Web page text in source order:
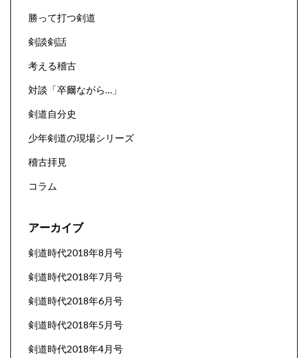
勝って打つ剣道
剣談剣話
考える稽古
対談「卒爾ながら…」
剣道自分史
少年剣道の現場シリーズ
稽古拝見
コラム
アーカイブ
剣道時代2018年8月号
剣道時代2018年7月号
剣道時代2018年6月号
剣道時代2018年5月号
剣道時代2018年4月号